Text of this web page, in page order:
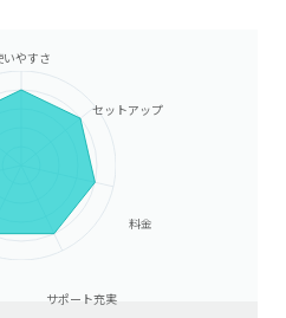
いやすさ
セットアップ
料金
サポート充実